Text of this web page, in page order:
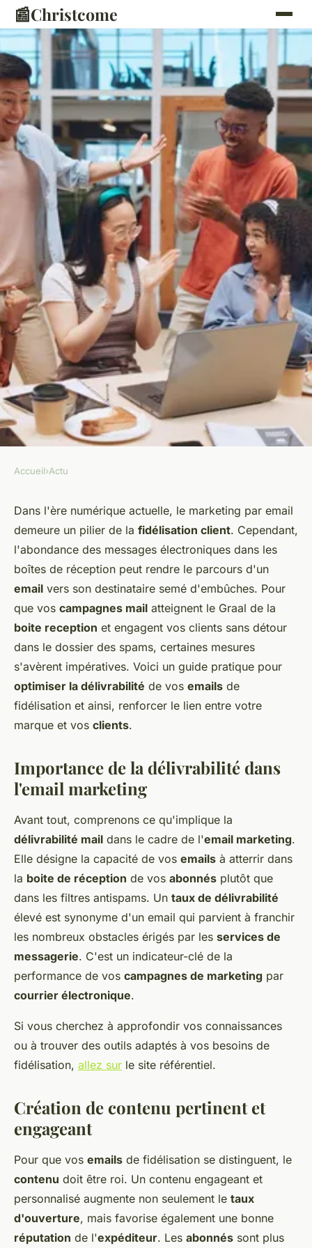
📰Christcome
Quelles mesures prendre pour
garantir la délivrabilité des
emails de fidélisation?
admin •22 janvier 2024•2 min de lecture
Accueil›Actu
Dans l'ère numérique actuelle, le marketing par email
demeure un pilier de la fidélisation client. Cependant,
l'abondance des messages électroniques dans les
boîtes de réception peut rendre le parcours d'un
email vers son destinataire semé d'embûches. Pour
que vos campagnes mail atteignent le Graal de la
boite reception et engagent vos clients sans détour
dans le dossier des spams, certaines mesures
s'avèrent impératives. Voici un guide pratique pour
optimiser la délivrabilité de vos emails de
fidélisation et ainsi, renforcer le lien entre votre
marque et vos clients.
Importance de la délivrabilité dans
l'email marketing
Avant tout, comprenons ce qu'implique la
délivrabilité mail dans le cadre de l'email marketing.
Elle désigne la capacité de vos emails à atterrir dans
la boite de réception de vos abonnés plutôt que
dans les filtres antispams. Un taux de délivrabilité
élevé est synonyme d'un email qui parvient à franchir
les nombreux obstacles érigés par les services de
messagerie. C'est un indicateur-clé de la
performance de vos campagnes de marketing par
courrier électronique.
Si vous cherchez à approfondir vos connaissances
ou à trouver des outils adaptés à vos besoins de
fidélisation, allez sur le site référentiel.
Création de contenu pertinent et
engageant
Pour que vos emails de fidélisation se distinguent, le
contenu doit être roi. Un contenu engageant et
personnalisé augmente non seulement le taux
d'ouverture, mais favorise également une bonne
réputation de l'expéditeur. Les abonnés sont plus